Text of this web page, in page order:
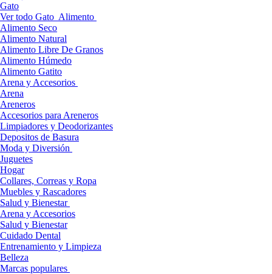
Gato
Ver todo Gato Alimento
Alimento Seco
Alimento Natural
Alimento Libre De Granos
Alimento Húmedo
Alimento Gatito
Arena y Accesorios
Arena
Areneros
Accesorios para Areneros
Limpiadores y Deodorizantes
Depositos de Basura
Moda y Diversión
Juguetes
Hogar
Collares, Correas y Ropa
Muebles y Rascadores
Salud y Bienestar
Arena y Accesorios
Salud y Bienestar
Cuidado Dental
Entrenamiento y Limpieza
Belleza
Marcas populares